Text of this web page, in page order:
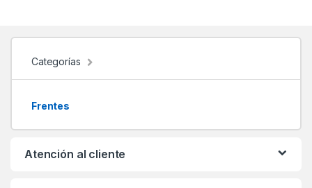
Categorías
Frentes
Atención al cliente